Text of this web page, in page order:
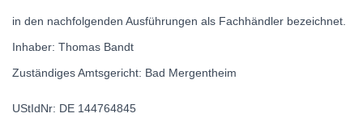
in den nachfolgenden Ausführungen als Fachhändler bezeichnet.
Inhaber: Thomas Bandt
Zuständiges Amtsgericht: Bad Mergentheim
UStIdNr: DE 144764845